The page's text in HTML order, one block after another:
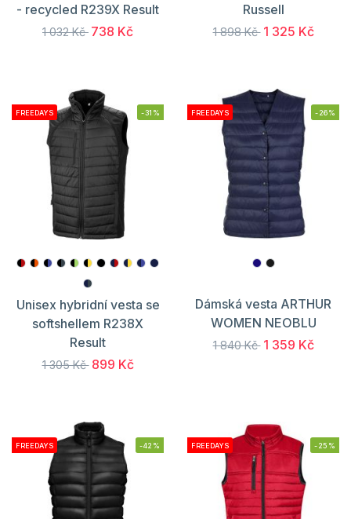
- recycled R239X Result
1 032 Kč 738 Kč
Russell
1 898 Kč 1 325 Kč
FREEDAYS -31%
Unisex hybridní vesta se
softshellem R238X
Result
1 305 Kč 899 Kč
FREEDAYS -26%
Dámská vesta ARTHUR
WOMEN NEOBLU
1 840 Kč 1 359 Kč
FREEDAYS -42% FREEDAYS -25%